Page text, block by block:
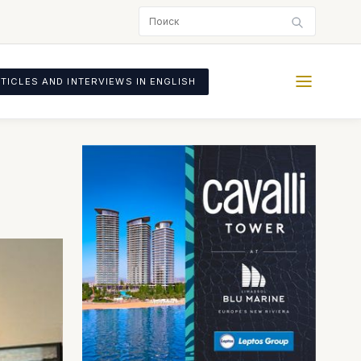
AND INTERVIEWS IN ENGLISH